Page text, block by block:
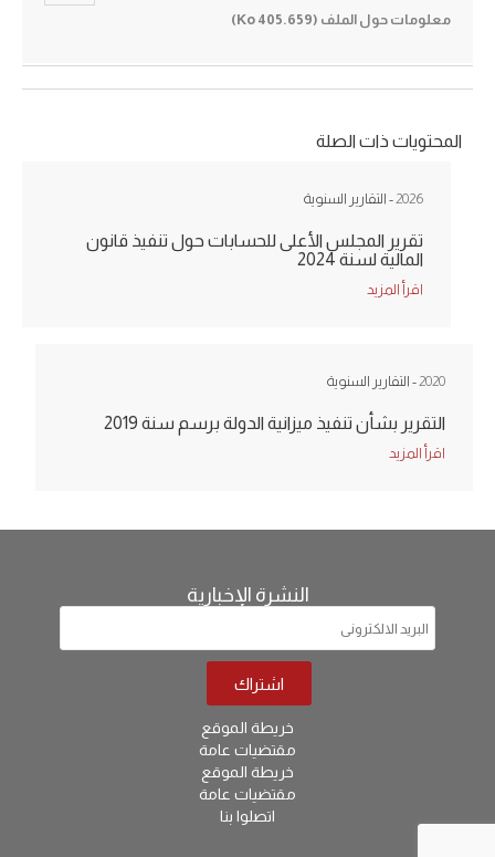
معلومات حول الملف (405.659 Ko)
المحتويات ذات الصلة
2026- التقارير السنوية
تقرير المجلس الأعلى للحسابات حول تنفيذ قانون
المالية لسنة 2024
اقرأ المزيد
2020- التقارير السنوية
التقرير بشأن تنفيذ ميزانية الدولة برسم سنة 2019
اقرأ المزيد
النشرة الإخبارية
خريطة الموقع
مقتضيات عامة
خريطة الموقع
مقتضيات عامة
اتصلوا بنا